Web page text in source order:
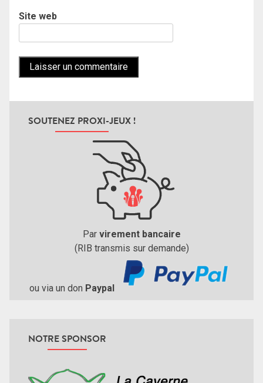
Site web
SOUTENEZ PROXI-JEUX !
Par virement bancaire
(RIB transmis sur demande)
ou via un don Paypal
NOTRE SPONSOR